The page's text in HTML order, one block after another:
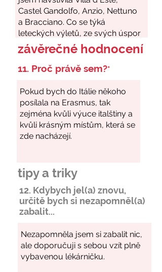
závěrečné hodnocení
11. Proč právě sem?*
tipy a triky
12. Kdybych jel(a) znovu,
určitě bych si nezapomněl(a)
zabalit...